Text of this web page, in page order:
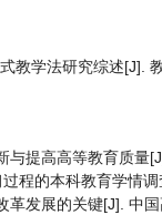
教学法研究综述[J].
与提高高等教育质量
程的本科教育学情
革发展的关键[J]. 中